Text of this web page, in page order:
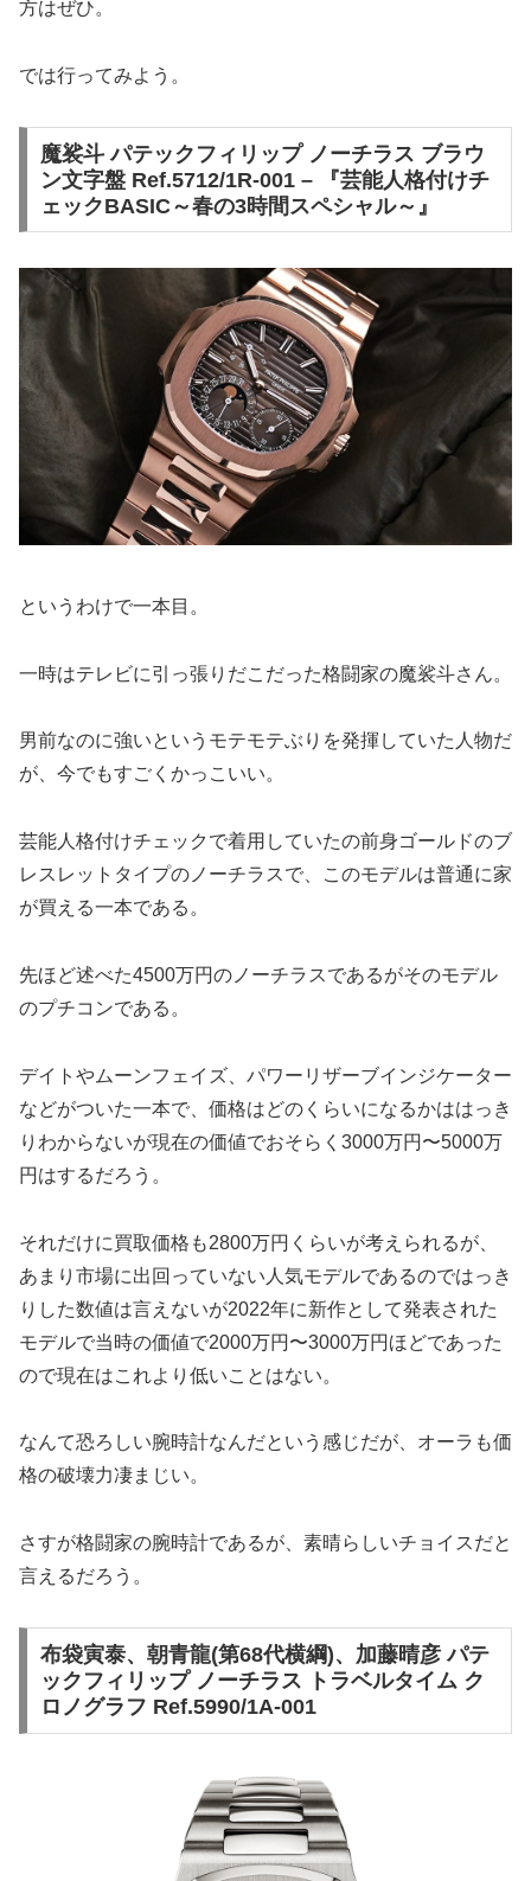
方はぜひ。
では行ってみよう。
魔裟斗 パテックフィリップ ノーチラス ブラウ
ン文字盤 Ref.5712/1R-001 – 『芸能人格付けチ
ェックBASIC～春の3時間スペシャル～』
というわけで一本目。
一時はテレビに引っ張りだこだった格闘家の魔裟斗さん。
男前なのに強いというモテモテぶりを発揮していた人物だ
が、今でもすごくかっこいい。
芸能人格付けチェックで着用していたの前身ゴールドのブ
レスレットタイプのノーチラスで、このモデルは普通に家
が買える一本である。
先ほど述べた4500万円のノーチラスであるがそのモデル
のプチコンである。
デイトやムーンフェイズ、パワーリザーブインジケーター
などがついた一本で、価格はどのくらいになるかははっき
りわからないが現在の価値でおそらく3000万円〜5000万
円はするだろう。
それだけに買取価格も2800万円くらいが考えられるが、
あまり市場に出回っていない人気モデルであるのではっき
りした数値は言えないが2022年に新作として発表された
モデルで当時の価値で2000万円〜3000万円ほどであった
ので現在はこれより低いことはない。
なんて恐ろしい腕時計なんだという感じだが、オーラも価
格の破壊力凄まじい。
さすが格闘家の腕時計であるが、素晴らしいチョイスだと
言えるだろう。
布袋寅泰、朝青龍(第68代横綱)、加藤晴彦 パテ
ックフィリップ ノーチラス トラベルタイム ク
ロノグラフ Ref.5990/1A-001